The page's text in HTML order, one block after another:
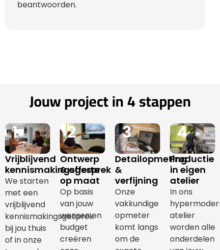
beantwoorden.
Jouw project in 4 stappen
1
Vrijblijvend
kennismakingsgesprek
We starten
met een
vrijblijvend
kennismakingsgesprek
bij jou thuis
of in onze
2
Ontwerp
& offerte
op maat
Op basis
van jouw
wensen en
budget
creëren
3
Detailopmeting
&
verfijning
Onze
vakkundige
opmeter
komt langs
om de
4
Productie
in eigen
atelier
In ons
atelier
worden alle
onderdelen